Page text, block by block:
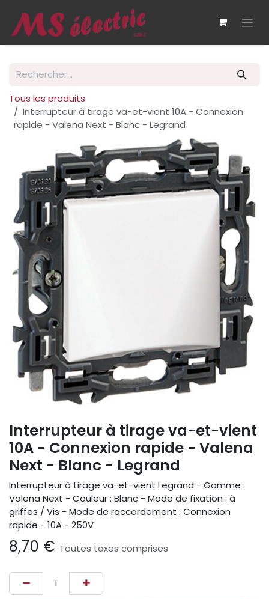
Tous les produits
Interrupteur à tirage va-et-vient 10A - Connexion
rapide - Valena Next - Blanc - Legrand
Interrupteur à tirage va-et-vient
10A - Connexion rapide - Valena
Next - Blanc - Legrand
Interrupteur à tirage va-et-vient Legrand - Gamme :
Valena Next - Couleur : Blanc - Mode de fixation : à
griffes / Vis - Mode de raccordement : Connexion
rapide - 10A - 250V
8,70 € Toutes taxes comprises